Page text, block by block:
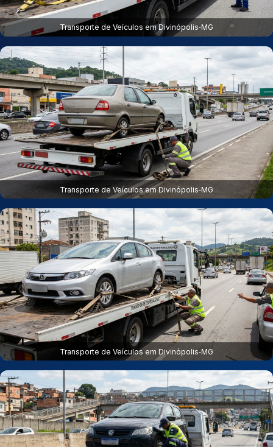
Transporte de Veículos em Divinópolis‑MG
Transporte de Veículos em Divinópolis‑MG
Transporte de Veículos em Divinópolis‑MG